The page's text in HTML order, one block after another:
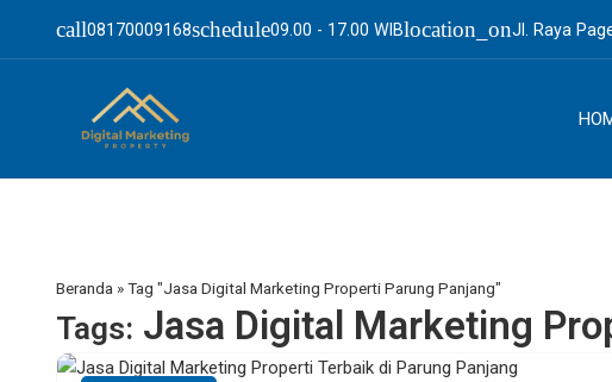
call08170009168schedule09.00 - 17.00 WIBlocation_onJl. Raya
Beranda »Tag "Jasa Digital Marketing Properti Parung Panjang"
Tags: Jasa Digital Marketing